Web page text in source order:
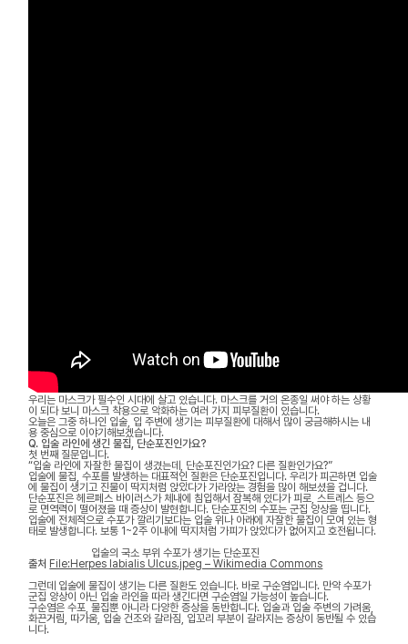
우리는 마스크가 필수인 시대에 살고 있습니다. 마스크를 거의 온종일 써야 하는 상황
이 되다 보니 마스크 착용으로 악화하는 여러 가지 피부질환이 있습니다.
오늘은 그중 하나인 입술, 입 주변에 생기는 피부질환에 대해서 많이 궁금해하시는 내
용 중심으로 이야기해보겠습니다.
Q. 입술 라인에 생긴 물집, 단순포진인가요?
첫 번째 질문입니다.
“입술 라인에 자잘한 물집이 생겼는데, 단순포진인가요? 다른 질환인가요?”
입술에 물집, 수포를 발생하는 대표적인 질환은 단순포진입니다. 우리가 피곤하면 입술
에 물집이 생기고 진물이 딱지처럼 앉았다가 가라앉는 경험을 많이 해보셨을 겁니다.
단순포진은 헤르페스 바이러스가 체내에 침입해서 잠복해 있다가 피로, 스트레스 등으
로 면역력이 떨어졌을 때 증상이 발현합니다. 단순포진의 수포는 군집 양상을 띱니다.
입술에 전체적으로 수포가 깔리기보다는 입술 위나 아래에 자잘한 물집이 모여 있는 형
태로 발생합니다. 보통 1~2주 이내에 딱지처럼 가피가 앉았다가 없어지고 호전됩니다.
입술의 국소 부위 수포가 생기는 단순포진
출처 File:Herpes labialis Ulcus.jpeg – Wikimedia Commons
그런데 입술에 물집이 생기는 다른 질환도 있습니다. 바로 구순염입니다. 만약 수포가
군집 양상이 아닌 입술 라인을 따라 생긴다면 구순염일 가능성이 높습니다.
구순염은 수포, 물집뿐 아니라 다양한 증상을 동반합니다. 입술과 입술 주변의 가려움,
화끈거림, 따가움, 입술 건조와 갈라짐, 입꼬리 부분이 갈라지는 증상이 동반될 수 있습
니다.